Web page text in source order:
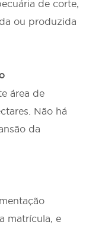
de corte,
ou produzida
área de
Não há
da
matrícula, e